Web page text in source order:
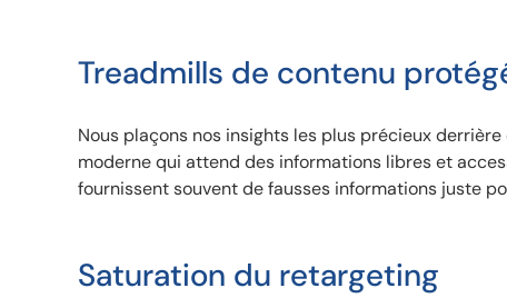
Treadmills de contenu
Nous plaçons nos insights les plus précieux
moderne qui attend des informations libres et
fournissent souvent de fausses informations juste
Saturation du retargeting